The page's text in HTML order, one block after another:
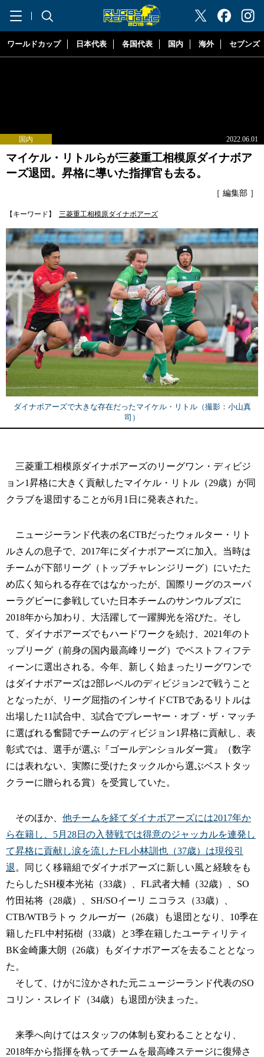
"ラグビーリパブリック"
ワールドカップ 日本代表 各国代表 国内 海外 セブンズ
国内 2022.06.01
マイケル・リトルらが三菱重工相模原ダイナボア
ーズ退団。昇格に導いた指揮官も去る。
［ 編集部 ］
【キーワード】 三菱重工相模原ダイナボアーズ
ダイナボアーズで大きな存在だったマイケル・リトル（撮影：小山真
司）
三菱重工相模原ダイナボアーズのリーグワン・ディビジ
ョン1昇格に大きく貢献したマイケル・リトル（29歳）が同
クラブを退団することが6月1日に発表された。
ニュージーランド代表の名CTBだったウォルター・リト
ルさんの息子で、2017年にダイナボアーズに加入。当時は
チームが下部リーグ（トップチャレンジリーグ）にいたた
め広く知られる存在ではなかったが、国際リーグのスーパ
ーラグビーに参戦していた日本チームのサンウルブズに
2018年から加わり、大活躍して一躍脚光を浴びた。そし
て、ダイナボアーズでもハードワークを続け、2021年のト
ップリーグ（前身の国内最高峰リーグ）でベストフィフテ
ィーンに選出される。今年、新しく始まったリーグワンで
はダイナボアーズは2部レベルのディビジョン2で戦うこと
となったが、リーグ屈指のインサイドCTBであるリトルは
出場した11試合中、3試合でプレーヤー・オブ・ザ・マッチ
に選ばれる奮闘でチームのディビジョン1昇格に貢献し、表
彰式では、選手が選ぶ『ゴールデンショルダー賞』（数字
には表れない、実際に受けたタックルから選ぶベストタッ
クラーに贈られる賞）を受賞していた。
そのほか、 他チームを経てダイナボアーズには2017年か
ら在籍し、5月28日の入替戦では得意のジャッカルを連発し
て昇格に貢献し涙を流したFL小林訓也（37歳）は現役引
退 。同じく移籍組でダイナボアーズに新しい風と経験をも
たらしたSH榎本光祐（33歳）、FL武者大輔（32歳）、SO
竹田祐将（28歳）、SH/SOイーリ ニコラス（33歳）、
CTB/WTBラトゥ クルーガー（26歳）も退団となり、10季在
籍したFL中村拓樹（33歳）と3季在籍したユーティリティ
BK金崎廉大朗（26歳）もダイナボアーズを去ることとなっ
た。
そして、けがに泣かされた元ニュージーランド代表のSO
コリン・スレイド（34歳）も退団が決まった。
来季へ向けてはスタッフの体制も変わることとなり、
2018年から指揮を執ってチームを最高峰ステージに復帰さ